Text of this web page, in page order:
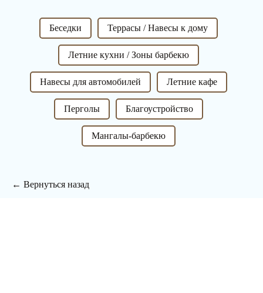
Беседки Террасы / Навесы к дому
Летние кухни / Зоны барбекю
Навесы для автомобилей Летние кафе
Перголы Благоустройство
Мангалы-барбекю
← Вернуться назад